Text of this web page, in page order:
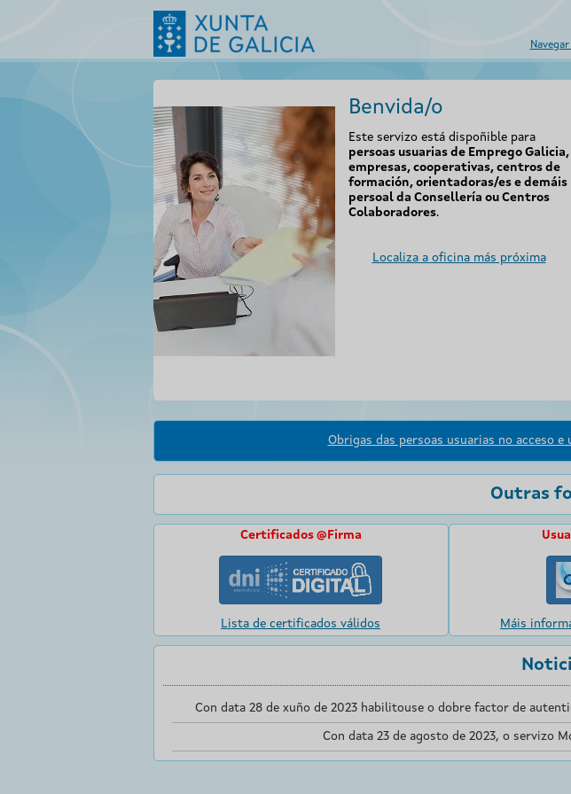
Benvida/o
Este servizo está dispoñible para
persoas usuarias de Emprego Galicia,
empresas, cooperativas, centros de
formación, orientadoras/es e demáis
persoal da Consellería ou Centros
Colaboradores.
Localiza a oficina más próxima
Obrigas das persoas usuarias no acceso
Outras
Certificados @Firma
Lista de certificados válidos Máis
Con data 28 de xuño de 2023 habilitouse o dobre factor de
Con data 23 de agosto de 2023, o servizo